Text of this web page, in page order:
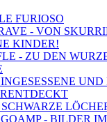
FURIOSO
- VON
KINDER!
- ZU DEN
- BILDER